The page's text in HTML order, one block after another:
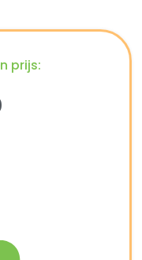
prijs: